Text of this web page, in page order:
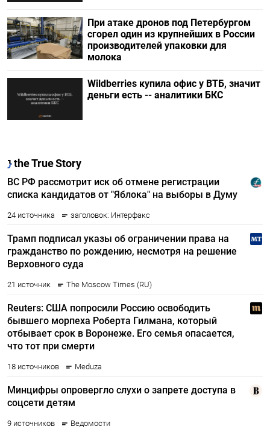
При атаке дронов под Петербургом
сгорел один из крупнейших в России
производителей упаковки для
молока
Wildberries купила офис у ВТБ, значит
деньги есть -- аналитики БКС